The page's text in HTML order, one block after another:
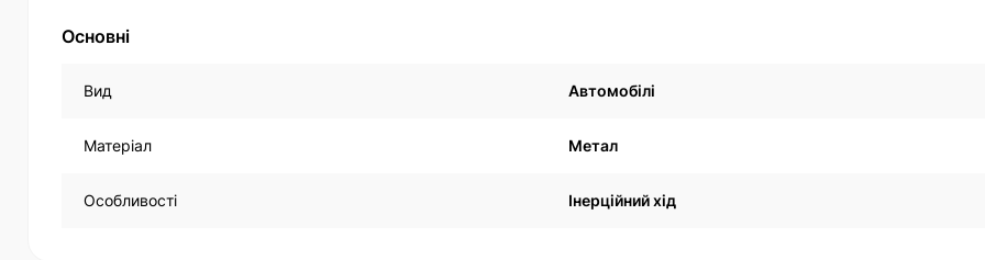
Основні
Вид Автомобілі
Матеріал Метал
Особливості Інерційний хід